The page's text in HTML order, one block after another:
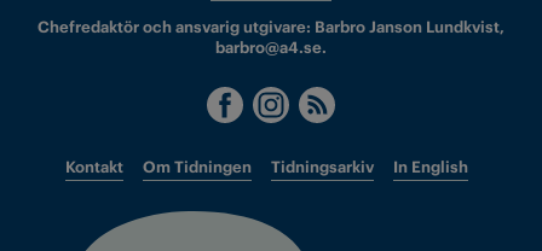
Chefredaktör och ansvarig utgivare: Barbro Janson Lundkvist,
barbro@a4.se.
Kontakt Om Tidningen Tidningsarkiv In English